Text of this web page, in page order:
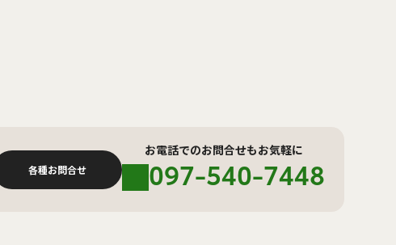
各種お問合せ
お電話でのお問合せもお気軽に
097-540-7448